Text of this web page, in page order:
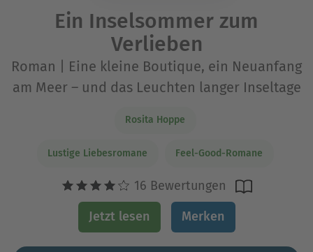
Ein Inselsommer zum
Verlieben
Roman | Eine kleine Boutique, ein Neuanfang
am Meer – und das Leuchten langer Inseltage
Rosita Hoppe
Lustige Liebesromane Feel-Good-Romane
16 Bewertungen
Jetzt lesen Merken